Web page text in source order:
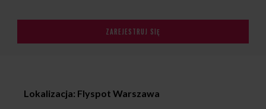
ZAREJESTRUJ SIĘ
Lokalizacja: Flyspot Warszawa